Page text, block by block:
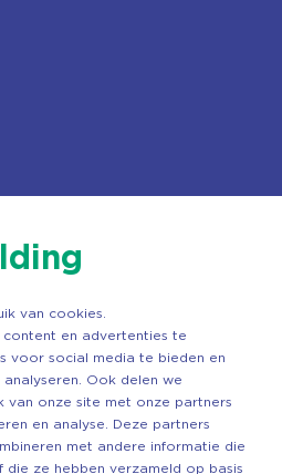
van cookies.
en advertenties te
voor social media te bieden en
Ook delen we
van onze site met onze partners
en analyse. Deze partners
met andere informatie die
ze hebben verzameld op basis